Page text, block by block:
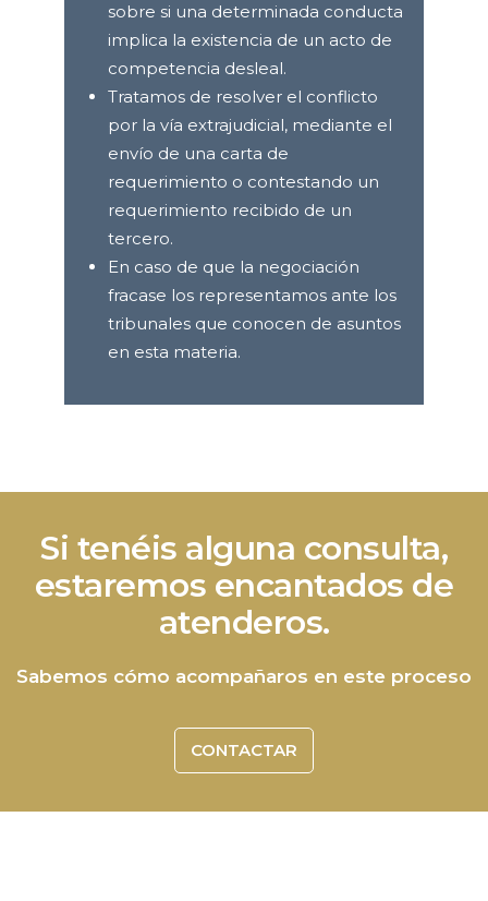
sobre si una determinada conducta
implica la existencia de un acto de
competencia desleal.
Tratamos de resolver el conflicto
por la vía extrajudicial, mediante el
envío de una carta de
requerimiento o contestando un
requerimiento recibido de un
tercero.
En caso de que la negociación
fracase los representamos ante los
tribunales que conocen de asuntos
en esta materia.
Si tenéis alguna consulta,
estaremos encantados de
atenderos.
Sabemos cómo acompañaros en este proceso
CONTACTAR